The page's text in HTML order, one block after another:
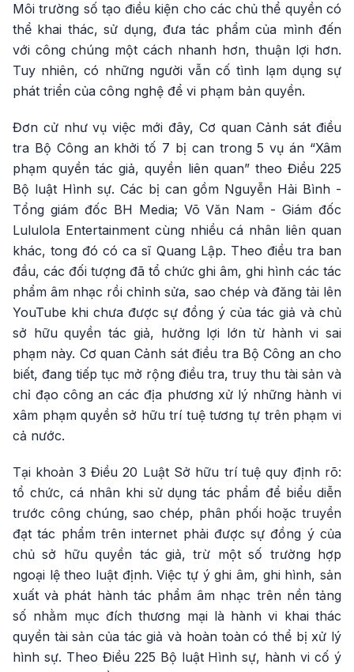
Môi trường số tạo điều kiện cho các chủ thể quyền có
thể khai thác, sử dụng, đưa tác phẩm của mình đến
với công chúng một cách nhanh hơn, thuận lợi hơn.
Tuy nhiên, có những người vẫn cố tình lạm dụng sự
phát triển của công nghệ để vi phạm bản quyền.
Đơn cử như vụ việc mới đây, Cơ quan Cảnh sát điều
tra Bộ Công an khởi tố 7 bị can trong 5 vụ án “Xâm
phạm quyền tác giả, quyền liên quan” theo Điều 225
Bộ luật Hình sự. Các bị can gồm Nguyễn Hải Bình -
Tổng giám đốc BH Media; Võ Văn Nam - Giám đốc
Lululola Entertainment cùng nhiều cá nhân liên quan
khác, tong đó có ca sĩ Quang Lập. Theo điều tra ban
đầu, các đối tượng đã tổ chức ghi âm, ghi hình các tác
phẩm âm nhạc rồi chỉnh sửa, sao chép và đăng tải lên
YouTube khi chưa được sự đồng ý của tác giả và chủ
sở hữu quyền tác giả, hưởng lợi lớn từ hành vi sai
phạm này. Cơ quan Cảnh sát điều tra Bộ Công an cho
biết, đang tiếp tục mở rộng điều tra, truy thu tài sản và
chỉ đạo công an các địa phương xử lý những hành vi
xâm phạm quyền sở hữu trí tuệ tương tự trên phạm vi
cả nước.
Tại khoản 3 Điều 20 Luật Sở hữu trí tuệ quy định rõ:
tổ chức, cá nhân khi sử dụng tác phẩm để biểu diễn
trước công chúng, sao chép, phân phối hoặc truyền
đạt tác phẩm trên internet phải được sự đồng ý của
chủ sở hữu quyền tác giả, trừ một số trường hợp
ngoại lệ theo luật định. Việc tự ý ghi âm, ghi hình, sản
xuất và phát hành tác phẩm âm nhạc trên nền tảng
số nhằm mục đích thương mại là hành vi khai thác
quyền tài sản của tác giả và hoàn toàn có thể bị xử lý
hình sự. Theo Điều 225 Bộ luật Hình sự, hành vi cố ý